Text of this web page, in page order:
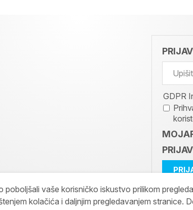
GDPR
poboljšali vaše korisničko iskustvo prilikom
kolačića i daljnjim pregledavanjem stranice.